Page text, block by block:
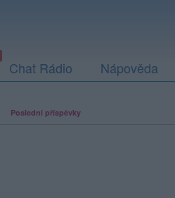
Chat Rádio Nápověda
Poslední příspěvky